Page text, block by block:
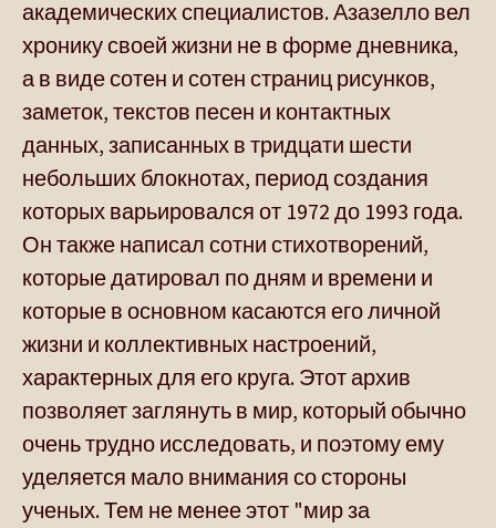
академических специалистов. Азазелло вел
хронику своей жизни не в форме дневника,
а в виде сотен и сотен страниц рисунков,
заметок, текстов песен и контактных
данных, записанных в тридцати шести
небольших блокнотах, период создания
которых варьировался от 1972 до 1993 года.
Он также написал сотни стихотворений,
которые датировал по дням и времени и
которые в основном касаются его личной
жизни и коллективных настроений,
характерных для его круга. Этот архив
позволяет заглянуть в мир, который обычно
очень трудно исследовать, и поэтому ему
уделяется мало внимания со стороны
ученых. Тем не менее этот "мир за